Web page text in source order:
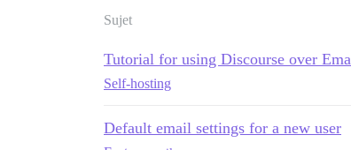
Sujet
Tutorial for using Discourse over
Self-hosting
Default email settings for a new user